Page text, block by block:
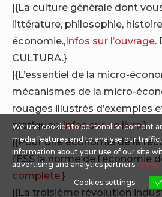
|{La culture générale dont
littérature, philosophie,
économie.,Infos sur l’ouvrage.
CULTURA.}
|{L’essentiel de la micro-
mécanismes de la micro-
rouages illustrés d’exemples
pratiques.,Infos sur ce livre.}
|{Pour une économie de la
l’ESS la norme de l’économie
complète.}
|{La troisième révolution
We use cookies to personalise content
media features and to analyse our
information about your use of our site
advertising and analytics partners.View
Cookies settings